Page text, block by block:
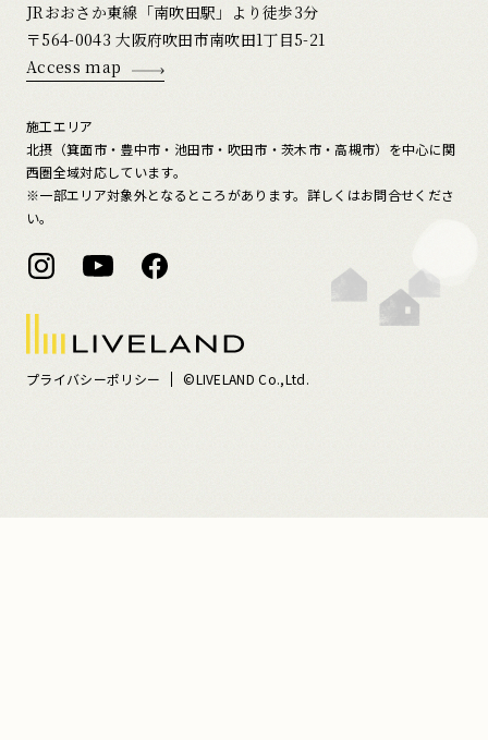
JRおおさか東線「南吹田駅」より徒歩3分
〒564-0043 大阪府吹田市南吹田1丁目5-21
Access map
施工エリア
北摂（箕面市・豊中市・池田市・吹田市・茨木市・高槻市）を中心に関
西圏全域対応しています。
※一部エリア対象外となるところがあります。詳しくはお問合せくださ
い。
プライバシーポリシー ©LIVELAND Co.,Ltd.